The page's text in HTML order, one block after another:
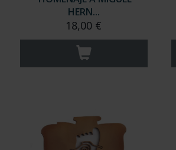
HERN...
18,00 €